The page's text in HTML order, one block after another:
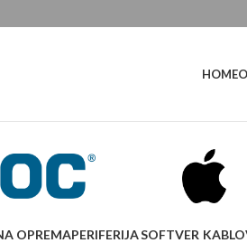
HOME
OPREMAPERIFERIJASOFTVER